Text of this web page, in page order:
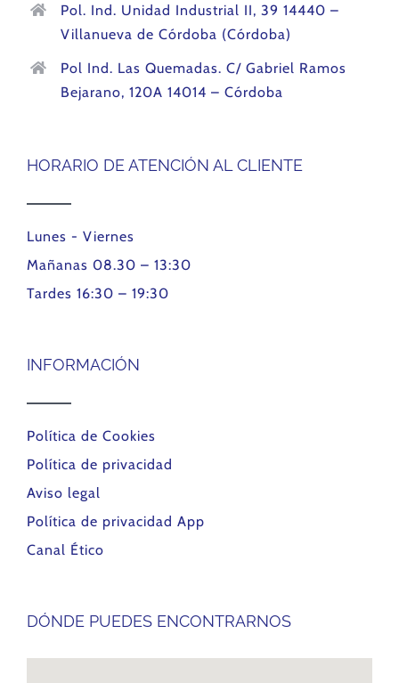
Pol. Ind. Unidad Industrial II, 39 14440 –
Villanueva de Córdoba (Córdoba)
Pol Ind. Las Quemadas. C/ Gabriel Ramos
Bejarano, 120A 14014 – Córdoba
HORARIO DE ATENCIÓN AL CLIENTE
Lunes - Viernes
Mañanas 08.30 – 13:30
Tardes 16:30 – 19:30
INFORMACIÓN
Política de Cookies
Política de privacidad
Aviso legal
Política de privacidad App
Canal Ético
DÓNDE PUEDES ENCONTRARNOS